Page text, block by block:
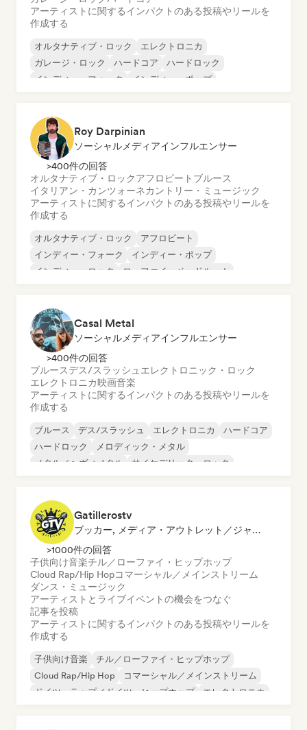
アーティストに関するインパクトのある投稿やリールを
作成する
オルタナティブ・ロック
エレクトロニカ
ガレージ・ロック
ハードコア
ハードロック
インディー・フォーク
インディー・ポップ
Roy Darpinian
ソーシャルメディアインフルエンサー
>400件の回答
オルタナティブ・ロックアフロビート ブルース
イタリアン・カンツォーネカントリー・ミュージック
アーティストに関するインパクトのある投稿やリールを
作成する
オルタナティブ・ロック
アフロビート
インディー・フォーク
インディー・ポップ
インディー・ロック
ローファイ・ベッドルーム
Casal Metal
ソーシャルメディアインフルエンサー
>400件の回答
ブルースデス/スラッシュ エレクトロニック・ロック
エレクトロニカ映画音楽
アーティストに関するインパクトのある投稿やリールを
作成する
ブルース デス/スラッシュ エレクトロニカ
ハードコア
ハードロック
メロディック・メタル
メタル／ヘヴィメタル
サイケデリック・ロック
Gatillerostv
ブッカー, メディア・アウトレット／ジャーナリスト, ソーシャルメディアインフルエンサー
>1000件の回答
子供向け音楽チル／ローファイ・ヒップホップ
Cloud Rap/Hip Hopコマーシャル／メインストリーム
ダンス・ミュージック
アーティストとライブイベントの機会をつなぐ
記事を投稿
アーティストに関するインパクトのある投稿やリールを
作成する
子供向け音楽
チル／ローファイ・ヒップホップ
Cloud Rap/Hip Hop
コマーシャル／メインストリーム
ドイツ・ラップ／ドイツ・ヒップホップ
エレクトロニカ